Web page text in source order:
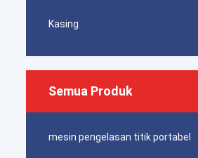
Kasing
Semua Produk
mesin pengelasan titik portabel